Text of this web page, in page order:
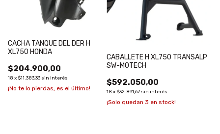
CACHA TANQUE DEL DER H
XL750 HONDA
$204.900,00
18 x $11.383,33 sin interés
¡No te lo pierdas, es el último!
CABALLETE H XL750 TRANSALP
SW-MOTECH
$592.050,00
18 x $32.891,67 sin interés
¡Solo quedan 3 en stock!